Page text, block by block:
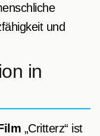
und
in
„Critterz“ ist